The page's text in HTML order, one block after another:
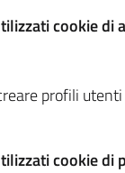
cookie di
profili
cookie di